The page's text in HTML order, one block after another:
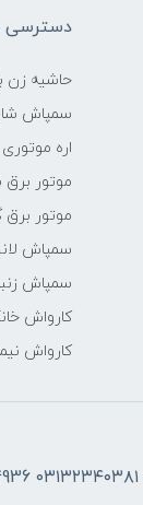
دسترسی
حاشیه زن
سمپاش
اره
موتور برق
موتور برق
سمپاش
سمپاش
کارواش
کارواش